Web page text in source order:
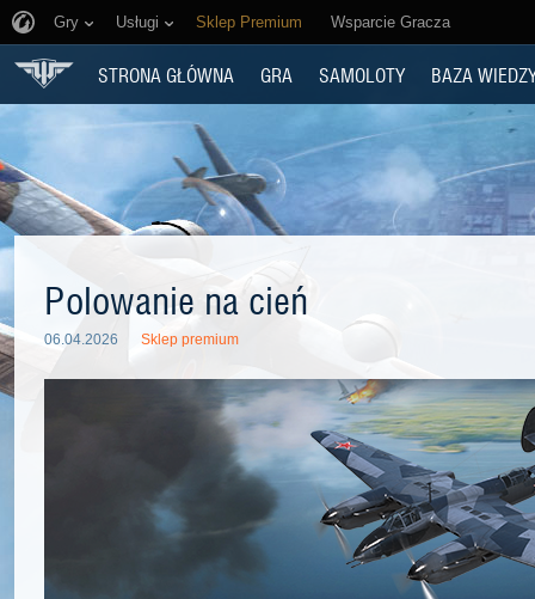
Gry Usługi Sklep Premium Wsparcie Gracza
STRONA GŁÓWNA GRA SAMOLOTY BAZA
Polowanie na cień
06.04.2026 Sklep premium